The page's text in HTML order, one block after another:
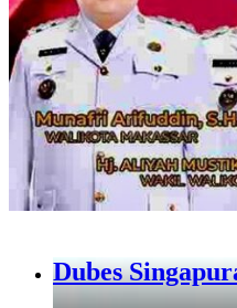
Dubes